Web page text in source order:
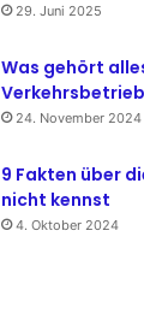
29. Juni 2025
Was gehört
24. November 2024
9 Fakten über
nicht kennst
4. Oktober 2024